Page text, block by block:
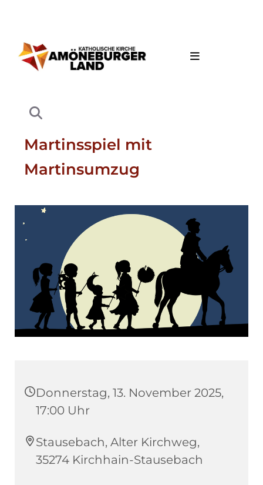
Martinsspiel mit
Martinsumzug
Donnerstag, 13. November 2025,
17:00 Uhr
Stausebach, Alter Kirchweg,
35274 Kirchhain-Stausebach